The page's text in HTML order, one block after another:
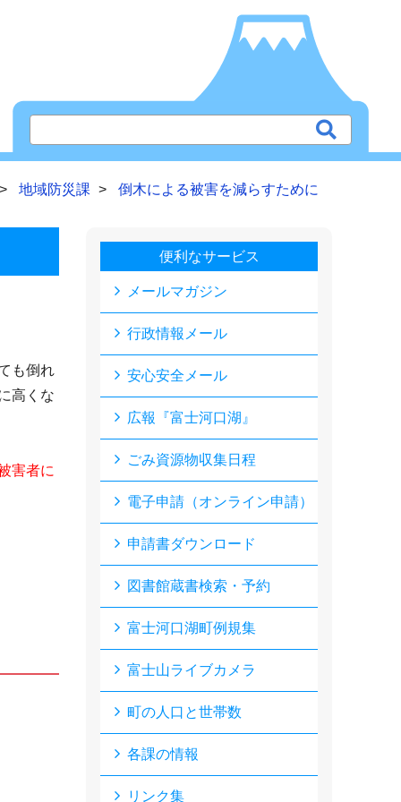
地域防災課 倒木による被害を減らすために
も倒れ
高くな
害者に
便利なサービス
メールマガジン
行政情報メール
安心安全メール
広報『富士河口湖』
ごみ資源物収集日程
電子申請（オンライン申請）
申請書ダウンロード
図書館蔵書検索・予約
富士河口湖町例規集
富士山ライブカメラ
町の人口と世帯数
各課の情報
リンク集